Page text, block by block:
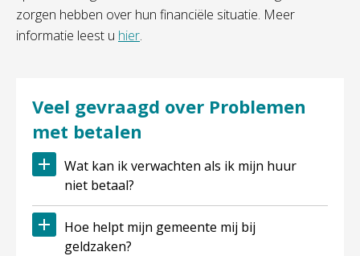
zorgen hebben over hun financiële situatie. Meer
informatie leest u hier.
Veel gevraagd over Problemen
met betalen
Wat kan ik verwachten als ik mijn huur
niet betaal?
Hoe helpt mijn gemeente mij bij
geldzaken?